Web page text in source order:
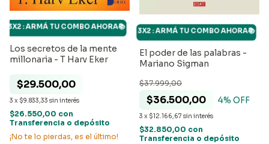
Los secretos de la mente
millonaria - T Harv Eker
$29.500,00
3 x $9.833,33 sin interés
3X2 : ARMÁ TU COMBO AHORA📚
$26.550,00 con
Transferencia o depósito
¡No te lo pierdas, es el último!
El poder de las palabras -
Mariano Sigman
$36.500,00
$37.999,00
4% OFF
3 x $12.166,67 sin interés
3X2 : ARMÁ TU COMBO AHORA📚
$32.850,00 con
Transferencia o depósito